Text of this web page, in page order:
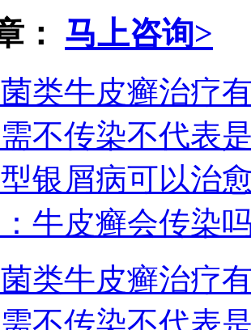
： 马上咨询>
菌类牛皮癣治疗
需不传染不代表
型银屑病可以治
：牛皮癣会传染
菌类牛皮癣治疗